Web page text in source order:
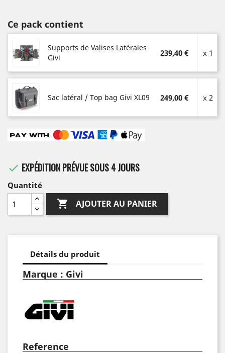
Ce pack contient
Supports de Valises Latérales
Givi
239,40 € x 1
Sac latéral / Top bag Givi XL09 249,00 € x 2
 EXPÉDITION PRÉVUE SOUS 4 JOURS
Quantité
 AJOUTER AU PANIER
Détails du produit
Marque : Givi
Reference